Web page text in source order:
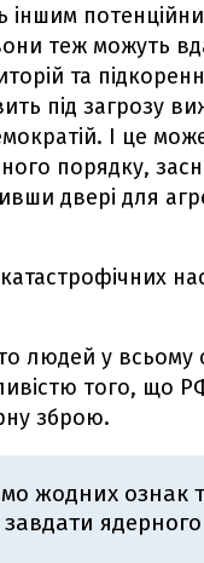
іншим
теж можуть
та
під загрозу
І це
порядку,
двері для
людей у ​​всьому
того, що
зброю.
жодних ознак
завдати